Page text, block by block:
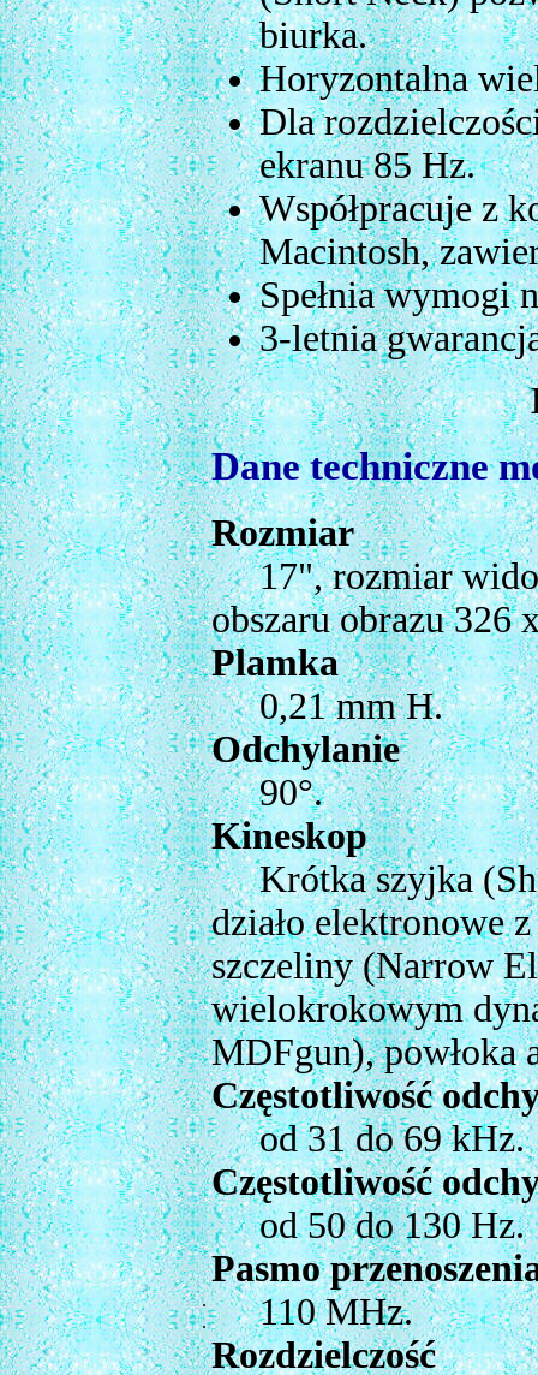
.
.
biurka.
Horyzontalna
Dla
ekranu 85 Hz.
Współpracuje z
Macintosh,
Spełnia wymogi
3-letnia
Dane techniczne
Rozmiar
17", rozmiar
obszaru obrazu 326
Plamka
0,21 mm H.
Odchylanie
90°.
Kineskop
Krótka szyjka
działo elektronowe
szczeliny (Narrow
wielokrokowym
MDFgun), powłoka
Częstotliwość
od 31 do 69 kHz.
Częstotliwość
od 50 do 130 Hz.
Pasmo
110 MHz.
Rozdzielczość